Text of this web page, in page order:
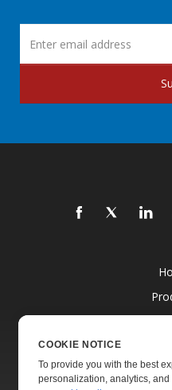
COOKIE NOTICE
To provide you with the best
personalization, analytics,